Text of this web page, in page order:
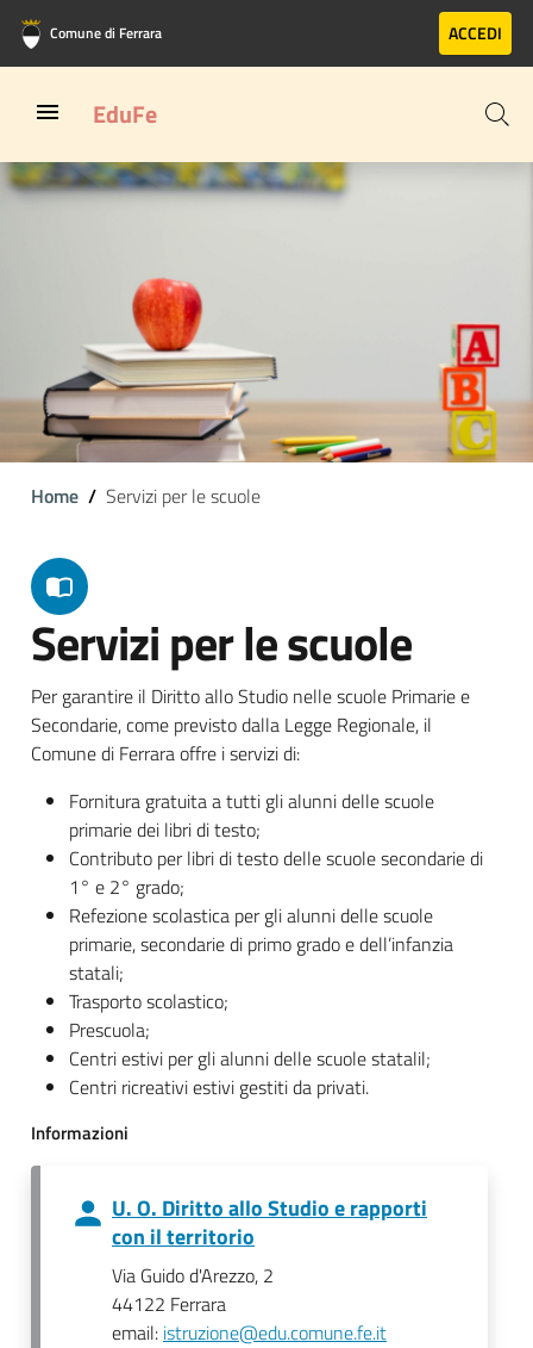
Vai al contenuto principale
Vai al footer
Comune di Ferrara ACCEDI
EduFe
Home Servizi per le scuole
Servizi per le scuole
Per garantire il Diritto allo Studio nelle scuole Primarie e
Secondarie, come previsto dalla Legge Regionale, il
Comune di Ferrara offre i servizi di:
Fornitura gratuita a tutti gli alunni delle scuole
primarie dei libri di testo;
Contributo per libri di testo delle scuole secondarie di
1° e 2° grado;
Refezione scolastica per gli alunni delle scuole
primarie, secondarie di primo grado e dell’infanzia
statali;
Trasporto scolastico;
Prescuola;
Centri estivi per gli alunni delle scuole statalil;
Centri ricreativi estivi gestiti da privati.
Informazioni
U. O. Diritto allo Studio e rapporti
con il territorio
Via Guido d'Arezzo, 2
44122 Ferrara
email: istruzione@edu.comune.fe.it